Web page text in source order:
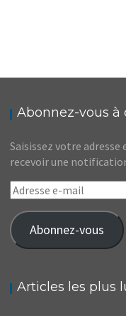
Abonnez-vous à
Saisissez votre
recevoir une
Adresse
e-
mail
Abonnez-vous
Articles les plus